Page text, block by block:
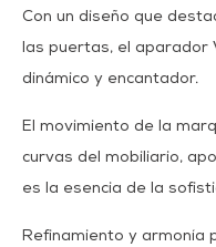
Con un diseño que
las puertas, el aparador
dinámico y encantador.
El movimiento de la
curvas del mobiliario,
es la esencia de la
Refinamiento y armonía